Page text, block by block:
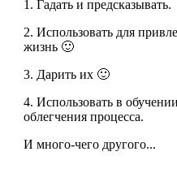
1. Гадать и предсказывать.
2. Использовать для
жизнь 🙂
3. Дарить их 🙂
4. Использовать в
облегчения процесса.
И много-чего другого...